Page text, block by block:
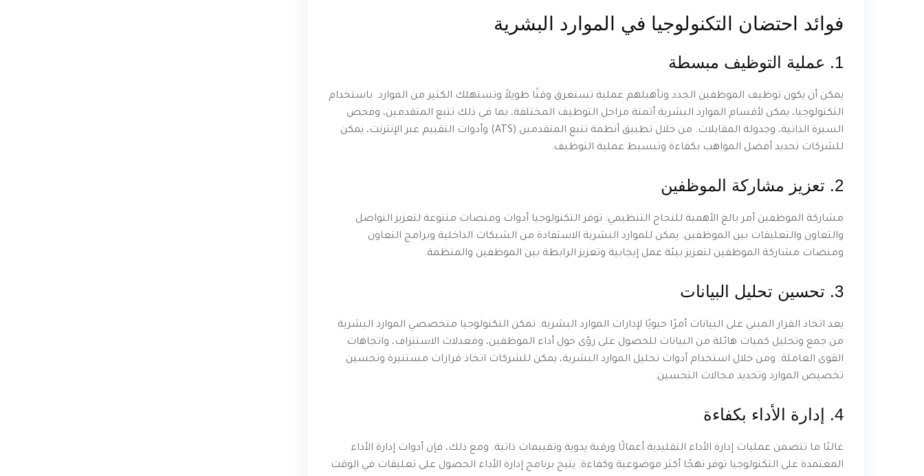
فوائد احتضان التكنولوجيا في الموارد البشرية
1. عملية التوظيف مبسطة
يمكن أن يكون توظيف الموظفين الجدد وتأهيلهم عملية تستغرق وقتًا طويلاً وتستهلك الكثير من الموارد. باستخدام
التكنولوجيا، يمكن لأقسام الموارد البشرية أتمتة مراحل التوظيف المختلفة، بما في ذلك تتبع المتقدمين، وفحص
السيرة الذاتية، وجدولة المقابلات. من خلال تطبيق أنظمة تتبع المتقدمين (ATS) وأدوات التقييم عبر الإنترنت، يمكن
للشركات تحديد أفضل المواهب بكفاءة وتبسيط عملية التوظيف.
2. تعزيز مشاركة الموظفين
مشاركة الموظفين أمر بالغ الأهمية للنجاح التنظيمي. توفر التكنولوجيا أدوات ومنصات متنوعة لتعزيز التواصل
والتعاون والتعليقات بين الموظفين. يمكن للموارد البشرية الاستفادة من الشبكات الداخلية وبرامج التعاون
ومنصات مشاركة الموظفين لتعزيز بيئة عمل إيجابية وتعزيز الرابطة بين الموظفين والمنظمة.
3. تحسين تحليل البيانات
يعد اتخاذ القرار المبني على البيانات أمرًا حيويًا لإدارات الموارد البشرية. تمكن التكنولوجيا متخصصي الموارد البشرية
من جمع وتحليل كميات هائلة من البيانات للحصول على رؤى حول أداء الموظفين، ومعدلات الاستنزاف، واتجاهات
القوى العاملة. ومن خلال استخدام أدوات تحليل الموارد البشرية، يمكن للشركات اتخاذ قرارات مستنيرة وتحسين
تخصيص الموارد وتحديد مجالات التحسين.
4. إدارة الأداء بكفاءة
غالبًا ما تتضمن عمليات إدارة الأداء التقليدية أعمالًا ورقية يدوية وتقييمات ذاتية. ومع ذلك، فإن أدوات إدارة الأداء
المعتمدة على التكنولوجيا توفر نهجًا أكثر موضوعية وكفاءة. يتيح برنامج إدارة الأداء الحصول على تعليقات في الوقت